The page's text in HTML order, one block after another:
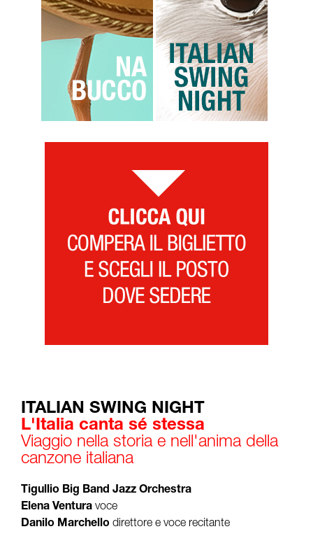
ITALIAN SWING NIGHT
L'Italia canta sé stessa
Viaggio nella storia e nell'anima della
canzone italiana
Tigullio Big Band Jazz Orchestra
Elena Ventura voce
Danilo Marchello direttore e voce recitante